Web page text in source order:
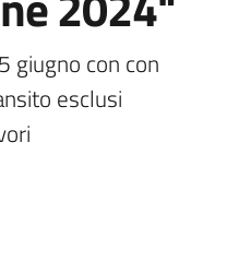
giugno con con
esclusi